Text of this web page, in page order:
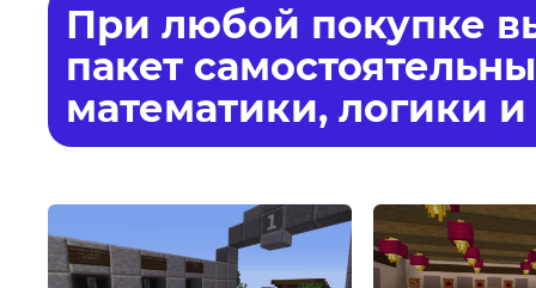
При любой покупке
пакет
математики, логики